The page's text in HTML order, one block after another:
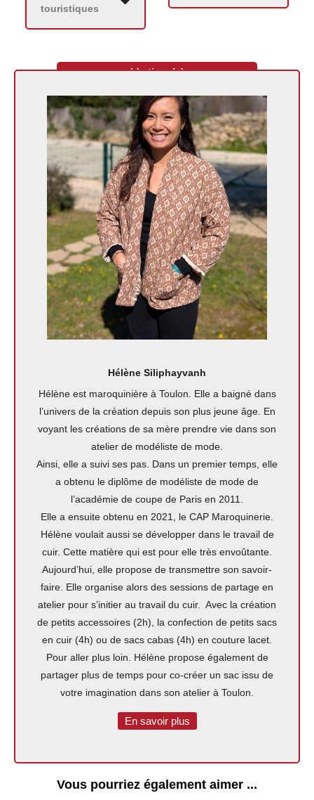
touristiques
L'artisan(e)
Hélène Siliphayvanh
Hélène est maroquinière à Toulon. Elle a baigné dans
l’univers de la création depuis son plus jeune âge. En
voyant les créations de sa mère prendre vie dans son
atelier de modéliste de mode.
Ainsi, elle a suivi ses pas. Dans un premier temps, elle
a obtenu le diplôme de modéliste de mode de
l’académie de coupe de Paris en 2011.
Elle a ensuite obtenu en 2021, le CAP Maroquinerie.
Hélène voulait aussi se développer dans le travail de
cuir. Cette matière qui est pour elle très envoûtante.
Aujourd’hui, elle propose de transmettre son savoir-
faire. Elle organise alors des sessions de partage en
atelier pour s’initier au travail du cuir. Avec la création
de petits accessoires (2h), la confection de petits sacs
en cuir (4h) ou de sacs cabas (4h) en couture lacet.
Pour aller plus loin. Hélène propose également de
partager plus de temps pour co-créer un sac issu de
votre imagination dans son atelier à Toulon.
En savoir plus
Vous pourriez également aimer ...